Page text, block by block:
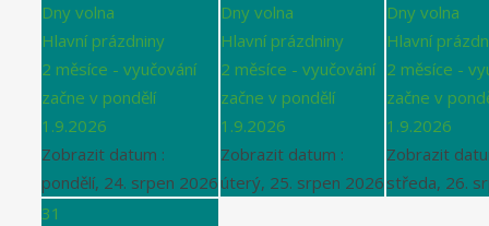
Dny volna
Hlavní prázdniny
2 měsíce - vyučování
začne v pondělí
1.9.2026
Zobrazit datum :
pondělí, 24. srpen 2026
Dny volna
Hlavní prázdniny
2 měsíce - vyučování
začne v pondělí
1.9.2026
Zobrazit datum :
úterý, 25. srpen 2026
Dny volna
Hlavní
2 měsíce -
začne v
1.9.2026
Zobrazit
středa, 26.
31